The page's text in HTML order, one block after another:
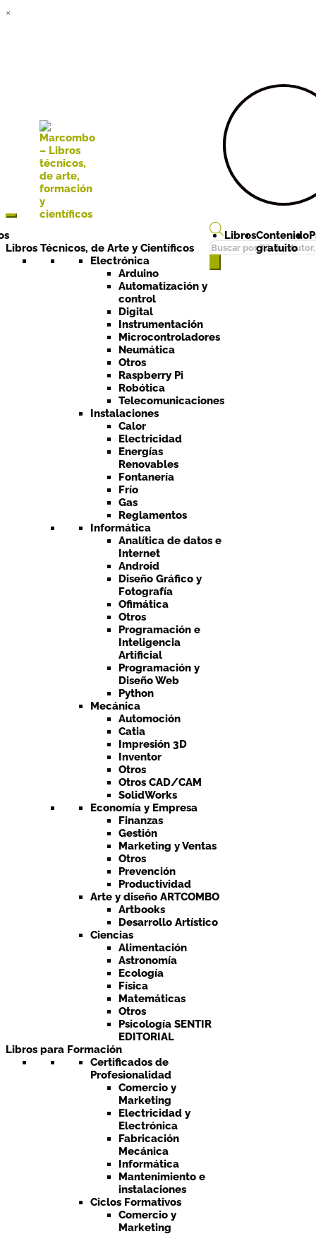
×
Búsqueda
de
Libros Técnicos, de Arte y Científicos
Electrónica
Arduino
Automatización y
control
Digital
Instrumentación
Microcontroladores
Neumática
Otros
Raspberry Pi
Robótica
Telecomunicaciones
Instalaciones
Calor
Electricidad
Energías
Renovables
Fontanería
Frío
Gas
Reglamentos
Informática
Analítica de datos e
Internet
Android
Diseño Gráfico y
Fotografía
Ofimática
Otros
Programación e
Inteligencia
Artificial
Programación y
Diseño Web
Python
Mecánica
Automoción
Catia
Impresión 3D
Inventor
Otros
Otros CAD/CAM
SolidWorks
Economía y Empresa
Finanzas
Gestión
Marketing y Ventas
Otros
Prevención
Productividad
Arte y diseño ARTCOMBO
Artbooks
Desarrollo Artístico
Ciencias
Alimentación
Astronomía
Ecología
Física
Matemáticas
Otros
Psicología SENTIR
EDITORIAL
Libros para Formación
Certificados de
Profesionalidad
Comercio y
Marketing
Electricidad y
Electrónica
Fabricación
Mecánica
Informática
Mantenimiento e
instalaciones
Ciclos Formativos
Comercio y
Marketing
LibrosContenido
gratuito